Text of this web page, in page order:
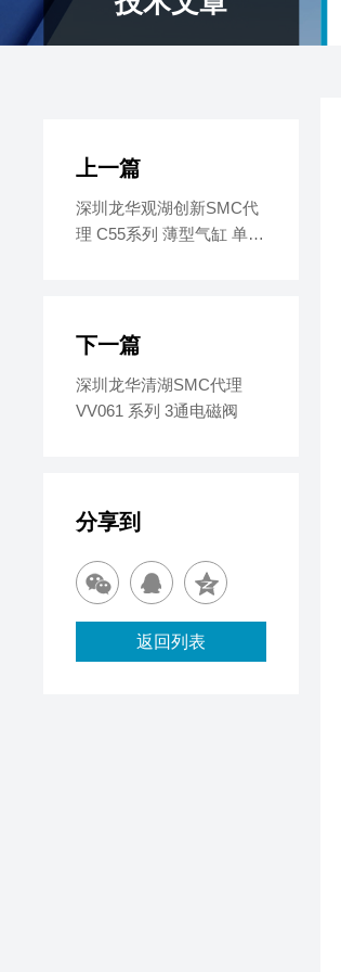
上一篇
深圳龙华观湖创新SMC代
理 C55系列 薄型气缸 单杆
下一篇
深圳龙华清湖SMC代理
VV061 系列 3通电磁阀
分享到
返回列表